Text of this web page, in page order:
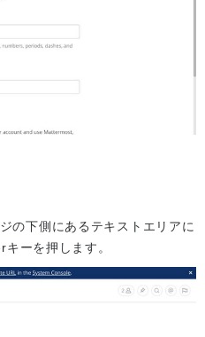
の下側にあるテキストエリアに
ーを押します。